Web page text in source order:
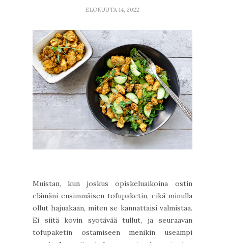
ELOKUUTA 14, 2022
Muistan, kun joskus opiskeluaikoina ostin
elämäni ensimmäisen tofupaketin, eikä minulla
ollut hajuakaan, miten se kannattaisi valmistaa.
Ei siitä kovin syötävää tullut, ja seuraavan
tofupaketin ostamiseen menikin useampi